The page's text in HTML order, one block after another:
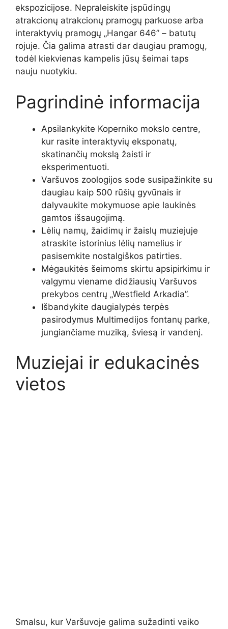
ekspozicijose. Nepraleiskite įspūdingų
atrakcionų atrakcionų pramogų parkuose arba
interaktyvių pramogų „Hangar 646” – batutų
rojuje. Čia galima atrasti dar daugiau pramogų,
todėl kiekvienas kampelis jūsų šeimai taps
nauju nuotykiu.
Pagrindinė informacija
Apsilankykite Koperniko mokslo centre,
kur rasite interaktyvių eksponatų,
skatinančių mokslą žaisti ir
eksperimentuoti.
Varšuvos zoologijos sode susipažinkite su
daugiau kaip 500 rūšių gyvūnais ir
dalyvaukite mokymuose apie laukinės
gamtos išsaugojimą.
Lėlių namų, žaidimų ir žaislų muziejuje
atraskite istorinius lėlių namelius ir
pasisemkite nostalgiškos patirties.
Mėgaukitės šeimoms skirtu apsipirkimu ir
valgymu viename didžiausių Varšuvos
prekybos centrų „Westfield Arkadia”.
Išbandykite daugialypės terpės
pasirodymus Multimedijos fontanų parke,
jungiančiame muziką, šviesą ir vandenį.
Muziejai ir edukacinės
vietos
Smalsu, kur Varšuvoje galima sužadinti vaiko